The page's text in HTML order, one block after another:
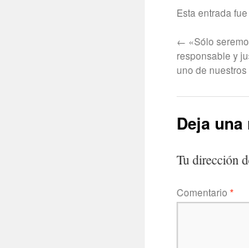
Esta entrada
← «Sólo
responsable y
uno de nuestros
Deja
Tu dirección
Comentario *